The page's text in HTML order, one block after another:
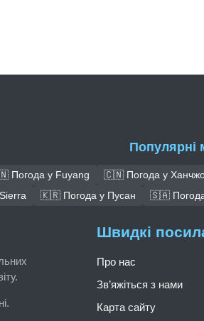
Популярні
Погода у Fuyang 🇨🇳 Погода у
🇰🇷 Погода у Пусан 🇸🇦 Погода
Швидкі
Про нас
Зв’яжіться з нами
Карта сайту